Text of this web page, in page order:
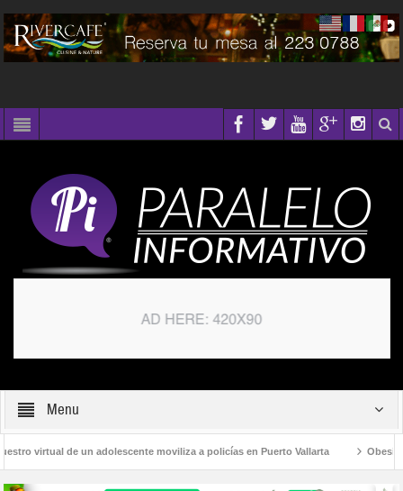
Menu
virtual de un adolescente moviliza a policías en Puerto Vallarta
Palmas Avanza la regulación de establecimientos para la atención de las